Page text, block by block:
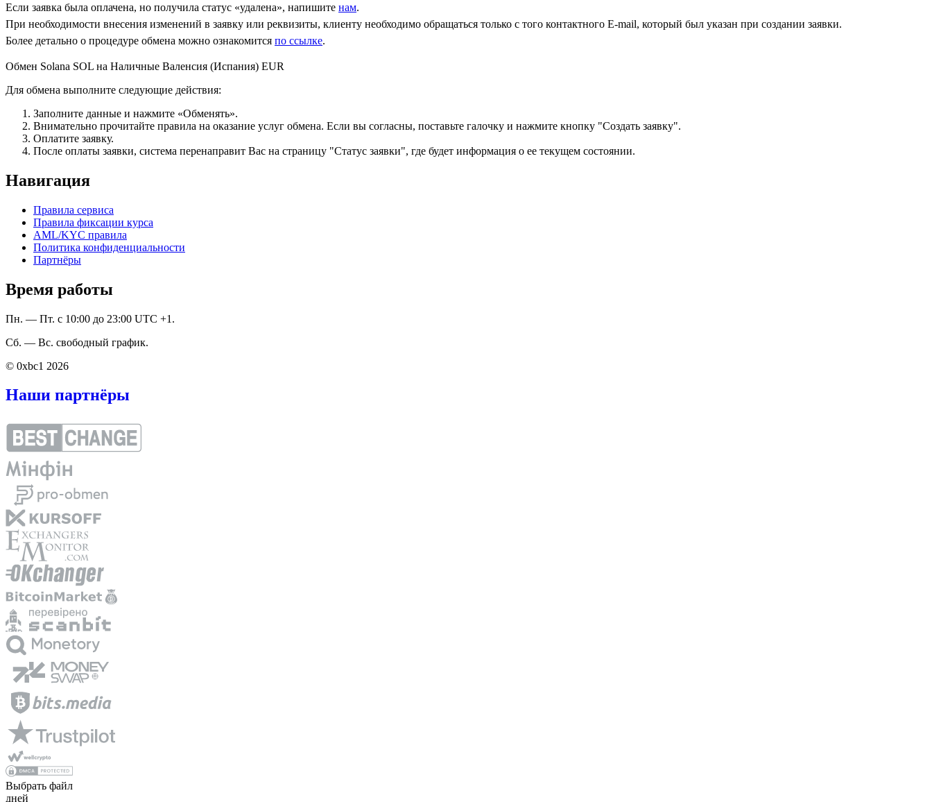
Если заявка была оплачена, но получила статус «удалена», напишите нам.
При необходимости внесения изменений в заявку или реквизиты, клиенту необходимо обращаться только с того контактного Е-mail, который был указан при создании заявки.
Более детально о процедуре обмена можно ознакомится по ссылке.
Обмен Solana SOL на Наличные Валенсия (Испания) EUR
Для обмена выполните следующие действия:
Заполните данные и нажмите «Обменять».
Внимательно прочитайте правила на оказание услуг обмена. Если вы согласны, поставьте галочку и нажмите кнопку "Создать заявку".
Оплатите заявку.
После оплаты заявки, система перенаправит Вас на страницу "Статус заявки", где будет информация о ее текущем состоянии.
Навигация
Правила сервиса
Правила фиксации курса
AML/KYC правила
Политика конфиденциальности
Партнёры
Время работы
Пн. — Пт. с 10:00 до 23:00 UTC +1.
Сб. — Вс. свободный график.
© 0xbc1 2026
Наши партнёры
Выбрать файл
дней